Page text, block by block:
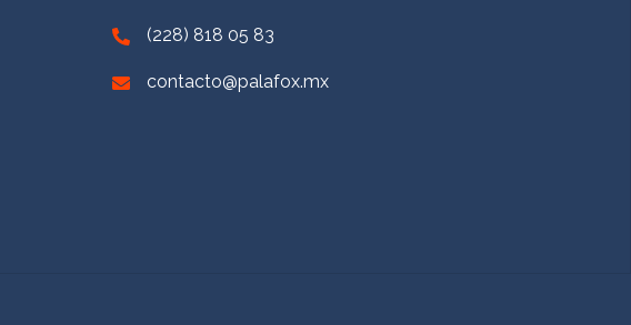
(228) 818 05 83
contacto@palafox.mx